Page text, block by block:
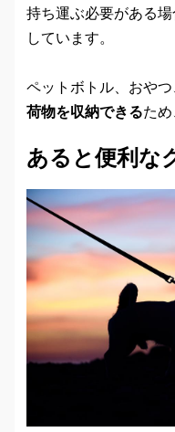
持ち運ぶ必要がある
しています。
ペットボトル、おやつ
荷物を収納できるた
あると便利な